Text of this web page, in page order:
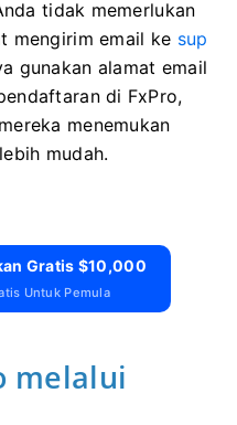
tidak memerlukan
mengirim email ke sup
gunakan alamat email
di FxPro,
menemukan
mudah.
Gratis $10,000
Untuk Pemula
melalui